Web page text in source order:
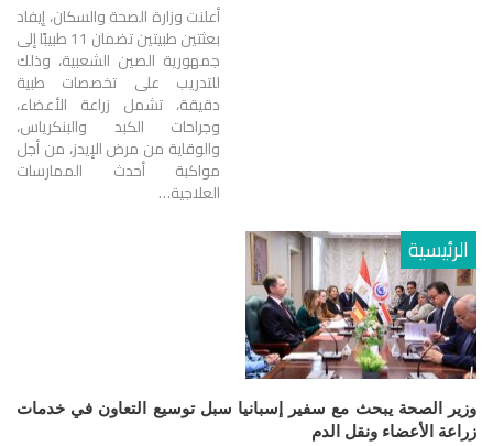
أعلنت وزارة الصحة والسكان، إيفاد
بعثتين طبيتين تضمان 11 طبيبًا إلى
جمهورية الصين الشعبية، وذلك
للتدريب على تخصصات طبية
دقيقة، تشمل زراعة الأعضاء،
وجراحات الكبد والبنكرياس،
والوقاية من مرض الإيدز، من أجل
مواكبة أحدث الممارسات
العلاجية…
الرئيسية
وزير الصحة يبحث مع سفير إسبانيا سبل توسيع التعاون في خدمات
زراعة الأعضاء ونقل الدم